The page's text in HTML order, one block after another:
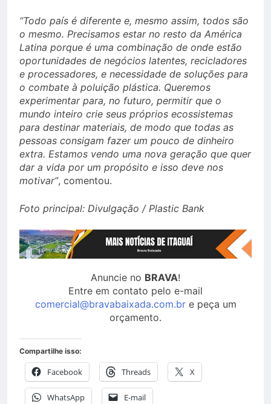
“Todo país é diferente e, mesmo assim, todos são
o mesmo. Precisamos estar no resto da América
Latina porque é uma combinação de onde estão
oportunidades de negócios latentes, recicladores
e processadores, e necessidade de soluções para
o combate à poluição plástica. Queremos
experimentar para, no futuro, permitir que o
mundo inteiro crie seus próprios ecossistemas
para destinar materiais, de modo que todas as
pessoas consigam fazer um pouco de dinheiro
extra. Estamos vendo uma nova geração que quer
dar a vida por um propósito e isso deve nos
motivar”, comentou.
Foto principal: Divulgação / Plastic Bank
Anuncie no BRAVA!
Entre em contato pelo e-mail
comercial@bravabaixada.com.bre peça um
orçamento.
Compartilhe isso:
Facebook Threads X
WhatsApp E-mail